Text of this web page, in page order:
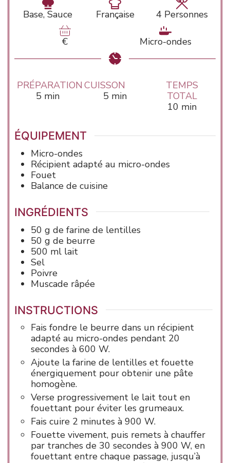
Base, Sauce Française 4 Personnes
€ Micro-ondes
PRÉPARATION
5 minutes
min
CUISSON
5 minutes
min
TEMPS
TOTAL
10 minutes
min
ÉQUIPEMENT
Micro-ondes
Récipient adapté au micro-ondes
Fouet
Balance de cuisine
INGRÉDIENTS
50 g de farine de lentilles
50 g de beurre
500 ml lait
Sel
Poivre
Muscade râpée
INSTRUCTIONS
Fais fondre le beurre dans un récipient
adapté au micro-ondes pendant 20
secondes à 600 W.
Ajoute la farine de lentilles et fouette
énergiquement pour obtenir une pâte
homogène.
Verse progressivement le lait tout en
fouettant pour éviter les grumeaux.
Fais cuire 2 minutes à 900 W.
Fouette vivement, puis remets à chauffer
par tranches de 30 secondes à 900 W, en
fouettant entre chaque passage, jusqu’à